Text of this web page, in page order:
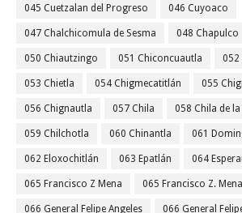
045 Cuetzalan del Progreso 046 Cuyoaco
047 Chalchicomula de Sesma 048 Chapulco
050 Chiautzingo 051 Chiconcuautla 052
053 Chietla 054 Chigmecatitlán 055
056 Chignautla 057 Chila 058 Chila de la
059 Chilchotla 060 Chinantla 061
062 Eloxochitlán 063 Epatlán 064
065 Francisco Z Mena 065 Francisco Z. Mena
066 General Felipe Angeles 066 General